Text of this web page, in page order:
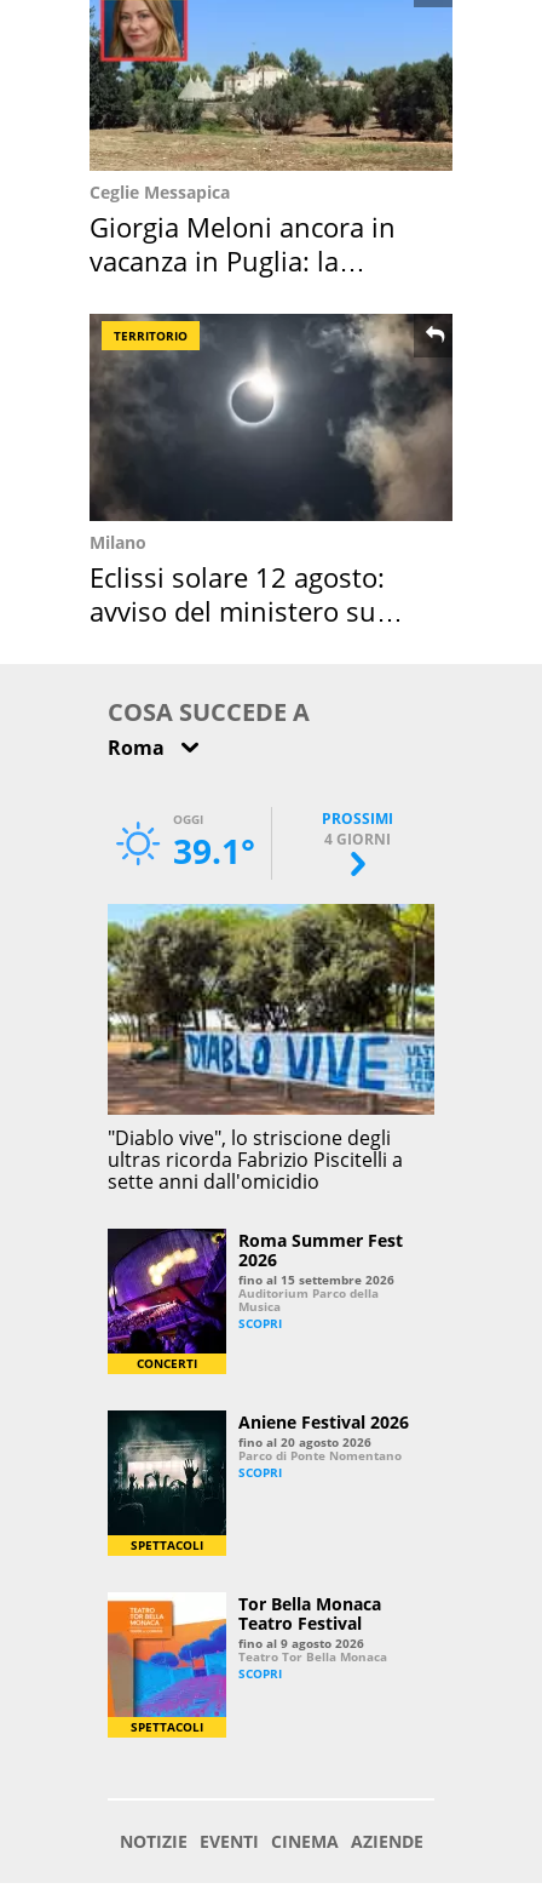
Ceglie Messapica
Giorgia Meloni ancora in
vacanza in Puglia: la
TERRITORIO
Milano
Eclissi solare 12 agosto:
avviso del ministero su